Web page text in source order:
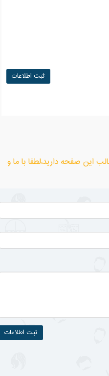
این صفحه دارید،لطفا با ما و